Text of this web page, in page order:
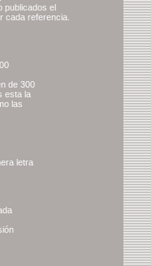
publicados el
cada referencia.
de 300
esta la
las
letra